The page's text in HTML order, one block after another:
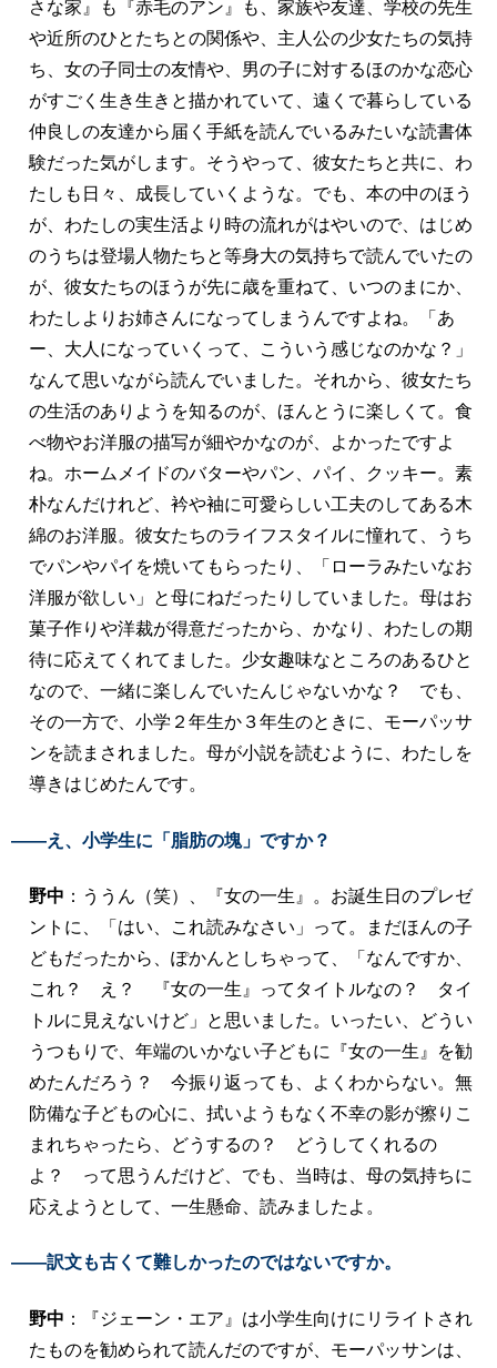
さな家』も『赤毛のアン』も、家族や友達、学校の先生
や近所のひとたちとの関係や、主人公の少女たちの気持
ち、女の子同士の友情や、男の子に対するほのかな恋心
がすごく生き生きと描かれていて、遠くで暮らしている
仲良しの友達から届く手紙を読んでいるみたいな読書体
験だった気がします。そうやって、彼女たちと共に、わ
たしも日々、成長していくような。でも、本の中のほう
が、わたしの実生活より時の流れがはやいので、はじめ
のうちは登場人物たちと等身大の気持ちで読んでいたの
が、彼女たちのほうが先に歳を重ねて、いつのまにか、
わたしよりお姉さんになってしまうんですよね。「あ
ー、大人になっていくって、こういう感じなのかな？」
なんて思いながら読んでいました。それから、彼女たち
の生活のありようを知るのが、ほんとうに楽しくて。食
べ物やお洋服の描写が細やかなのが、よかったですよ
ね。ホームメイドのバターやパン、パイ、クッキー。素
朴なんだけれど、衿や袖に可愛らしい工夫のしてある木
綿のお洋服。彼女たちのライフスタイルに憧れて、うち
でパンやパイを焼いてもらったり、「ローラみたいなお
洋服が欲しい」と母にねだったりしていました。母はお
菓子作りや洋裁が得意だったから、かなり、わたしの期
待に応えてくれてました。少女趣味なところのあるひと
なので、一緒に楽しんでいたんじゃないかな？ でも、
その一方で、小学２年生か３年生のときに、モーパッサ
ンを読まされました。母が小説を読むように、わたしを
導きはじめたんです。
――え、小学生に「脂肪の塊」ですか？
野中 ：ううん（笑）、『女の一生』。お誕生日のプレゼ
ントに、「はい、これ読みなさい」って。まだほんの子
どもだったから、ぽかんとしちゃって、「なんですか、
これ？ え？ 『女の一生』ってタイトルなの？ タイ
トルに見えないけど」と思いました。いったい、どうい
うつもりで、年端のいかない子どもに『女の一生』を勧
めたんだろう？ 今振り返っても、よくわからない。無
防備な子どもの心に、拭いようもなく不幸の影が擦りこ
まれちゃったら、どうするの？ どうしてくれるの
よ？ って思うんだけど、でも、当時は、母の気持ちに
応えようとして、一生懸命、読みましたよ。
――訳文も古くて難しかったのではないですか。
野中 ：『ジェーン・エア』は小学生向けにリライトされ
たものを勧められて読んだのですが、モーパッサンは、